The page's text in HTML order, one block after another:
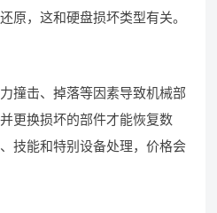
原，这和硬盘损坏类型有关。
撞击、掉落等因素导致机械部
更换损坏的部件才能恢复数
技能和特别设备处理，价格会